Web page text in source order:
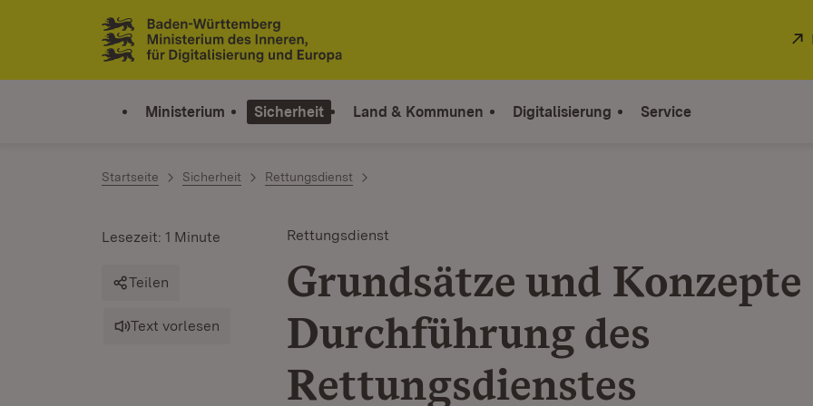
Zum Inhalt springen
Link zur Startseite
Ministerium Sicherheit Land & Kommunen Digitalisierung Service
Startseite Sicherheit Rettungsdienst
Rettungsdienst
Grundsätze und
Durchführung des
Rettungsdienstes
Lesezeit: 1 Minute
Teilen
Text vorlesen